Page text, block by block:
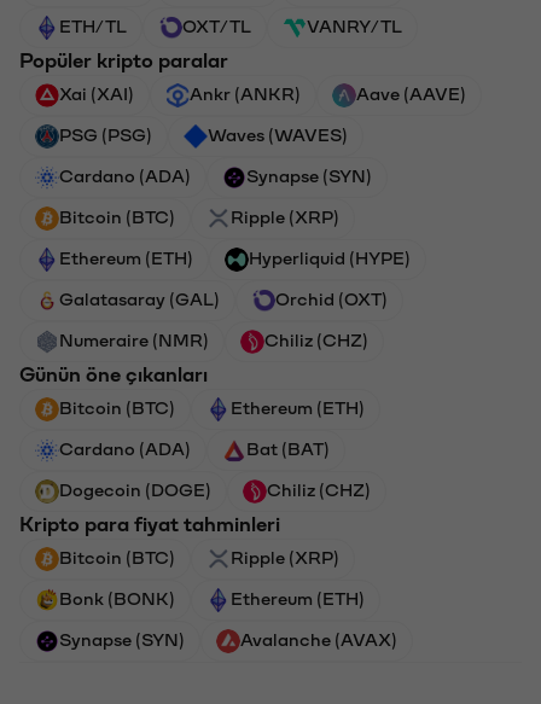
ETH/TL OXT/TL VANRY/TL
Popüler kripto paralar
Xai (XAI) Ankr (ANKR) Aave (AAVE)
PSG (PSG) Waves (WAVES)
Cardano (ADA) Synapse (SYN)
Bitcoin (BTC) Ripple (XRP)
Ethereum (ETH) Hyperliquid (HYPE)
Galatasaray (GAL) Orchid (OXT)
Numeraire (NMR) Chiliz (CHZ)
Günün öne çıkanları
Bitcoin (BTC) Ethereum (ETH)
Cardano (ADA) Bat (BAT)
Dogecoin (DOGE) Chiliz (CHZ)
Kripto para fiyat tahminleri
Bitcoin (BTC) Ripple (XRP)
Bonk (BONK) Ethereum (ETH)
Synapse (SYN) Avalanche (AVAX)